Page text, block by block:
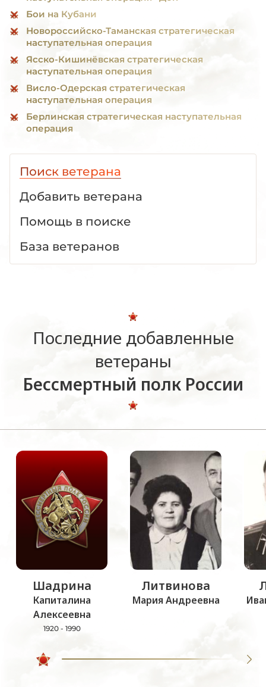
Бои на Кубани
Новороссийско-Таманская стратегическая
наступательная операция
Ясско-Кишинёвская стратегическая
наступательная операция
Висло-Одерская стратегическая
наступательная операция
Берлинская стратегическая наступательная
операция
Поиск ветерана
Добавить ветерана
Помощь в поиске
База ветеранов
Последние добавленные
ветераны
Бессмертный полк России
Шадрина
Капиталина
Алексеевна
1920 - 1990
Литвинова
Мария Андреевна